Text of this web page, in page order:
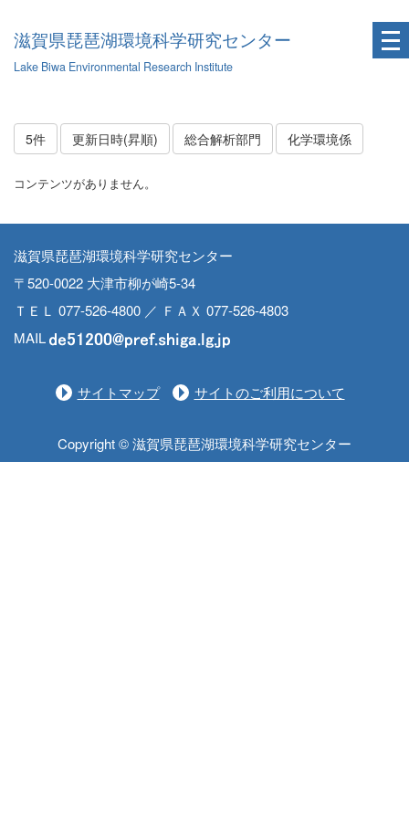
滋賀県琵琶湖環境科学研究センター
Lake Biwa Environmental Research Institute
5件 更新日時(昇順) 総合解析部門 化学環境係
コンテンツがありません。
滋賀県琵琶湖環境科学研究センター
〒520-0022 大津市柳が崎5-34
ＴＥＬ 077-526-4800 ／ ＦＡＸ 077-526-4803
MAIL
サイトマップ サイトのご利用について
Copyright © 滋賀県琵琶湖環境科学研究センター